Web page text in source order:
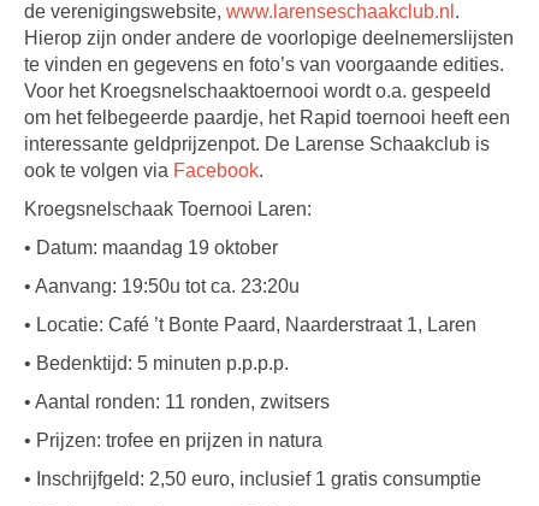
de verenigingswebsite, www.larenseschaakclub.nl .
Hierop zijn onder andere de voorlopige deelnemerslijsten
te vinden en gegevens en foto’s van voorgaande edities.
Voor het Kroegsnelschaaktoernooi wordt o.a. gespeeld
om het felbegeerde paardje, het Rapid toernooi heeft een
interessante geldprijzenpot. De Larense Schaakclub is
ook te volgen via Facebook.
Kroegsnelschaak Toernooi Laren:
• Datum: maandag 19 oktober
• Aanvang: 19:50u tot ca. 23:20u
• Locatie: Café ’t Bonte Paard, Naarderstraat 1, Laren
• Bedenktijd: 5 minuten p.p.p.p.
• Aantal ronden: 11 ronden, zwitsers
• Prijzen: trofee en prijzen in natura
• Inschrijfgeld: 2,50 euro, inclusief 1 gratis consumptie